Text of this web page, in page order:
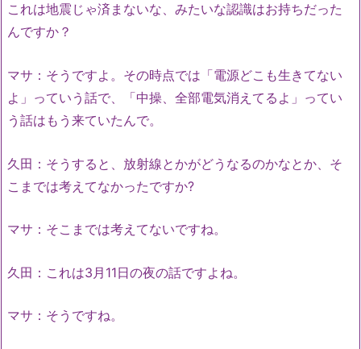
これは地震じゃ済まないな、みたいな認識はお持ちだった
んですか？
マサ：そうですよ。その時点では「電源どこも生きてない
よ」っていう話で、「中操、全部電気消えてるよ」ってい
う話はもう来ていたんで。
久田：そうすると、放射線とかがどうなるのかなとか、そ
こまでは考えてなかったですか?
マサ：そこまでは考えてないですね。
久田：これは3月11日の夜の話ですよね。
マサ：そうですね。